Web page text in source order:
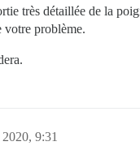
très détaillée de la
votre problème.
9:31